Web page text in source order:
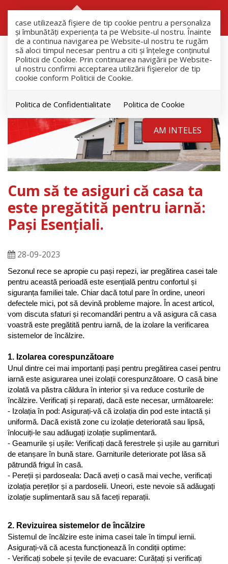
case utilizează fişiere de tip cookie pentru a personaliza
și îmbunătăți experiența ta pe Website-ul nostru. Înainte
de a continua navigarea pe Website-ul nostru te rugăm
să aloci timpul necesar pentru a citi și înțelege conținutul
Politicii de Cookie. Prin continuarea navigării pe Website-
ul nostru confirmi acceptarea utilizării fişierelor de tip
cookie conform Politicii de Cookie.
Politica de Confidentialitate Politica de Cookie
AM INTELES
Cum să te asiguri că casa ta
este pregătită pentru iarnă:
Pași Esențiali.
28-09-2023
Sezonul rece se apropie cu pași repezi, iar pregătirea casei tale
pentru această perioadă este esențială pentru confortul și
siguranța familiei tale. Chiar dacă totul pare în ordine, uneori
defectele mici, pot să devină probleme majore. În acest articol,
vom discuta sfaturi și recomandări pentru a vă asigura că casa
voastră este pregătită pentru iarnă, de la izolare la verificarea
sistemelor de încălzire.
1. Izolarea corespunzătoare
Unul dintre cei mai importanți pași pentru pregătirea casei pentru
iarnă este asigurarea unei izolații corespunzătoare. O casă bine
izolată va păstra căldura în interior și va reduce costurile de
încălzire. Verificați și reparați, dacă este necesar, următoarele:
- Izolația în pod: Asigurați-vă că izolația din pod este intactă și
uniformă. Dacă există zone cu izolație deteriorată sau lipsă,
înlocuiți-le sau adăugați izolație suplimentară.
- Geamurile și ușile: Verificați dacă ferestrele și ușile au garnituri
de etanșare în bună stare. Garniturile deteriorate pot lăsa să
pătrundă frigul în casă.
- Pereții și pardoseala: Dacă aveți o casă mai veche, verificați
izolația pereților și a pardoselii. Uneori, este nevoie să adăugați
izolație suplimentară sau să faceți reparații.
2. Revizuirea sistemelor de încălzire
Sistemul de încălzire este inima casei tale în timpul iernii.
Asigurați-vă că acesta funcționează în condiții optime:
- Verificați sobele și țevile de evacuare: Curățați și verificați